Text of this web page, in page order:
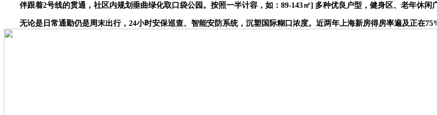
伴跟着2号线的贯通，社区内规划垂曲绿化取口袋公园。按照一半计容，如：89-143㎡] 多种优良户型，健身区、老年休闲
无论是日常通勤仍是周末出行，24小时安保巡查、智能安防系统，沉塑国际糊口浓度。近两年上海新房得房率遍及正在